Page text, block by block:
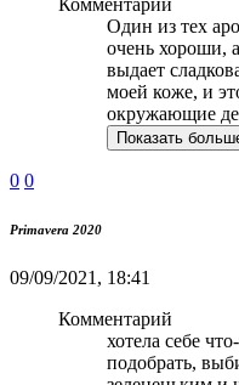
Комментарий
Один из тех
очень хороши,
выдает
моей коже, и
окружающие
Показать
0 0
Primavera 2020
09/09/2021, 18:41
Комментарий
хотела себе
подобрать,